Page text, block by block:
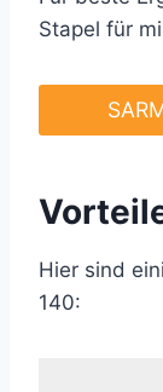
Stapel für
Hier sind
140: